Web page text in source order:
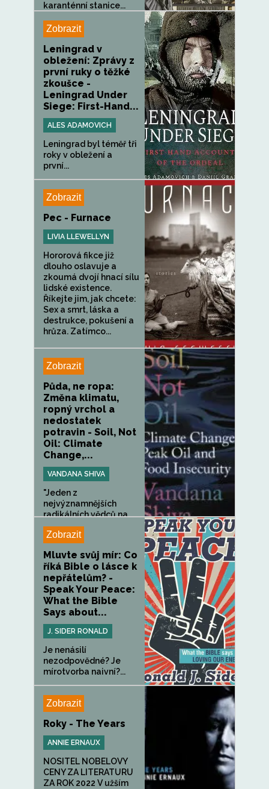
karanténní stanice...
Zobrazit
Leningrad v
obležení: Zprávy z
první ruky o těžké
zkoušce -
Leningrad Under
Siege: First-Hand...
ALES ADAMOVICH
Leningrad byl téměř tři
roky v obležení a
první...
Zobrazit
Pec - Furnace
LIVIA LLEWELLYN
Hororová fikce již
dlouho oslavuje a
zkoumá dvojí hnací sílu
lidské existence.
Říkejte jim, jak chcete:
Sex a smrt, láska a
destrukce, pokušení a
hrůza. Zatímco...
Zobrazit
Půda, ne ropa:
Změna klimatu,
ropný vrchol a
nedostatek
potravin - Soil, Not
Oil: Climate
Change,...
VANDANA SHIVA
"Jeden z
nejvýznamnějších
radikálních vědců na...
Zobrazit
Mluvte svůj mír: Co
říká Bible o lásce k
nepřátelům? -
Speak Your Peace:
What the Bible
Says about...
J. SIDER RONALD
Je nenásilí
nezodpovědné? Je
mírotvorba naivní?...
Zobrazit
Roky - The Years
ANNIE ERNAUX
NOSITEL NOBELOVY
CENY ZA LITERATURU
ZA ROK 2022 V užším